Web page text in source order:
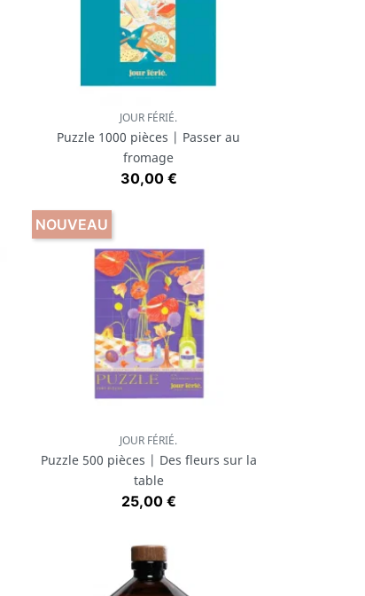
Aperçu rapide
JOUR FÉRIÉ.
Puzzle 1000 pièces | Passer au
fromage
Prix
30,00 €
Aperçu rapide
JOUR FÉRIÉ.
Puzzle 500 pièces | Des fleurs sur la
table
Prix
25,00 €
NOUVEAU